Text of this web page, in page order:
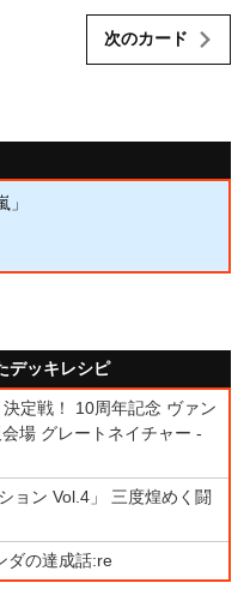
次のカード
」
デッキレシピ
定戦！ 10周年記念 ヴァン
場 グレートネイチャー -
ョン Vol.4」 三度煌めく闘
ダの達成話:re